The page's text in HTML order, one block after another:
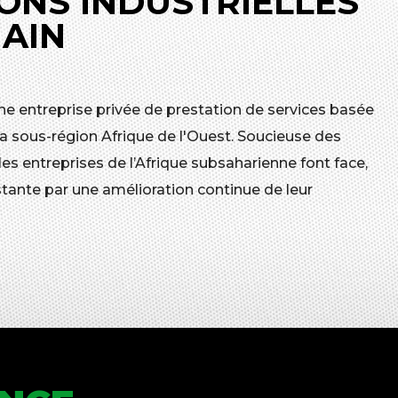
entreprise privée de prestation de services basée
sous-région Afrique de l'Ouest. Soucieuse des
entreprises de l’Afrique subsaharienne font face,
par une amélioration continue de leur